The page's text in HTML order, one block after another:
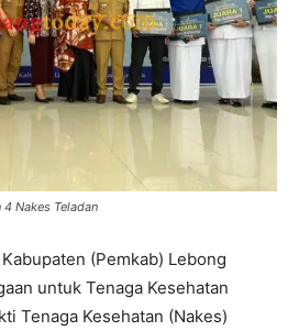
Nakes Teladan
(Pemkab) Lebong
untuk Tenaga Kesehatan
Tenaga Kesehatan (Nakes)